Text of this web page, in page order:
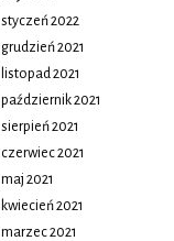
styczeń 2022
grudzień 2021
listopad 2021
październik 2021
sierpień 2021
czerwiec 2021
maj 2021
kwiecień 2021
marzec 2021